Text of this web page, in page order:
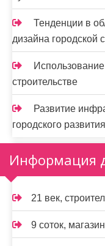
Тенденции в
дизайна городской
строительстве
Развитие
городского развития
Информация
21 век,
9 соток,